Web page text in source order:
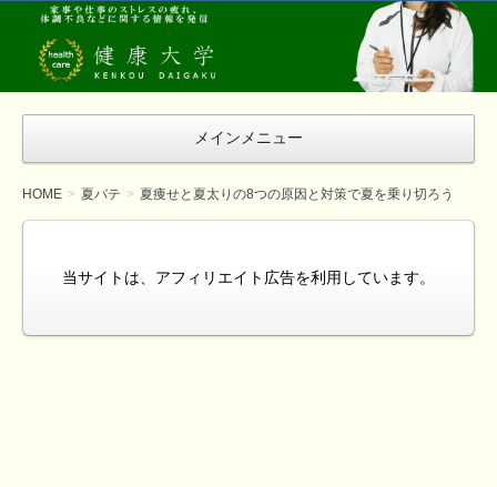
健
康
大
メインメニュー
HOME 夏バテ 夏痩せと夏太りの8つの原因と対策で夏を乗り切ろう
当サイトは、アフィリエイト広告を利用しています。